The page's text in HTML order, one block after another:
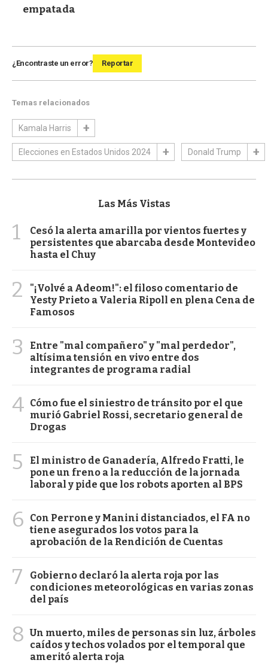
empatada
¿Encontraste un error? Reportar
Temas relacionados
Kamala Harris
Elecciones en Estados Unidos 2024 Donald Trump
Las Más Vistas
1
Cesó la alerta amarilla por vientos fuertes y
persistentes que abarcaba desde Montevideo
hasta el Chuy
2
"¡Volvé a Adeom!": el filoso comentario de
Yesty Prieto a Valeria Ripoll en plena Cena de
Famosos
3
Entre "mal compañero" y "mal perdedor",
altísima tensión en vivo entre dos
integrantes de programa radial
4 Cómo fue el siniestro de tránsito por el que
murió Gabriel Rossi, secretario general de
Drogas
5
El ministro de Ganadería, Alfredo Fratti, le
pone un freno a la reducción de la jornada
laboral y pide que los robots aporten al BPS
6
Con Perrone y Manini distanciados, el FA no
tiene asegurados los votos para la
aprobación de la Rendición de Cuentas
7
Gobierno declaró la alerta roja por las
condiciones meteorológicas en varias zonas
del país
8 Un muerto, miles de personas sin luz, árboles
caídos y techos volados por el temporal que
ameritó alerta roja